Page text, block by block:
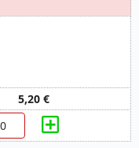
5,20 €